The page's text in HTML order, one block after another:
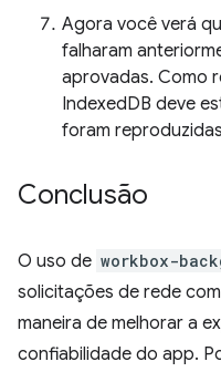
Agora você verá
falharam
aprovadas. Como
IndexedDB deve
foram
Conclusão
O uso de workbox-
solicitações de rede
maneira de melhorar a
confiabilidade do app.